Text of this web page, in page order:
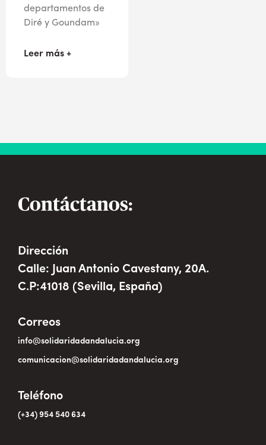
departamentos de
Diré y Goundam»
Leer más +
Contáctanos:
Dirección
Calle: Juan Antonio Cavestany, 20A.
C.P:41018 (Sevilla, España)
Correos
info@solidaridadandalucia.org
comunicacion@solidaridadandalucia.org
Teléfono
(+34) 954 540 634